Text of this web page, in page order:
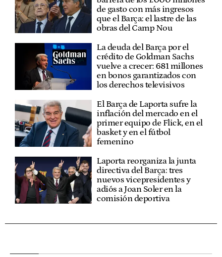
de gasto con más ingresos
que el Barça: el lastre de las
obras del Camp Nou
La deuda del Barça por el
crédito de Goldman Sachs
vuelve a crecer: 681 millones
en bonos garantizados con
los derechos televisivos
El Barça de Laporta sufre la
inflación del mercado en el
primer equipo de Flick, en el
basket y en el fútbol
femenino
Laporta reorganiza la junta
directiva del Barça: tres
nuevos vicepresidentes y
adiós a Joan Soler en la
comisión deportiva